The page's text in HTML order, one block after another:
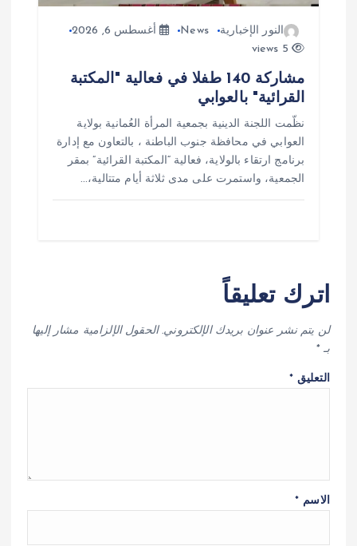
النور الإخبارية News
أغسطس 6, 2026
5 views
مشاركة 140 طفلا في فعالية "المكتبة
القرائية" بالعوابي
نظّمت اللجنة الدينية بجمعية المرأة العُمانية بولاية
العوابي في محافظة جنوب الباطنة ، بالتعاون مع إدارة
برنامج ارتقاء بالولاية، فعالية “المكتبة القرائية” بمقر
الجمعية، واستمرت على مدى ثلاثة أيام متتالية،…
اترك تعليقاً
لن يتم نشر عنوان بريدك الإلكتروني. الحقول الإلزامية مشار إليها
بـ*
التعليق*
الاسم *